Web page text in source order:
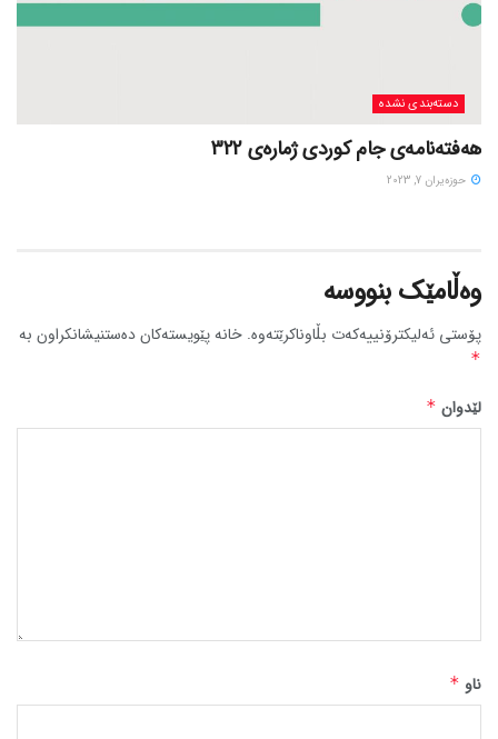
دسته‌بندی نشده
هەفتەنامەی جام کوردی ژمارەی 322
حوزه‌یران 7, 2023
وەڵامێک بنووسە
پۆستی ئەلیکترۆنییەکەت بڵاوناکرێتەوە. خانە پێویستەکان دەستنیشانکراون بە
*
لێدوان *
ناو *